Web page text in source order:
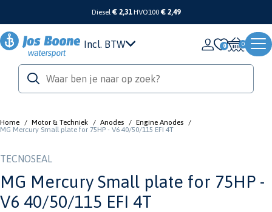
Diesel€ 2,31 HVO100 € 2,49
Incl. BTW 0
Home / Motor & Techniek / Anodes / Engine Anodes /
MG Mercury Small plate for 75HP - V6 40/50/115 EFI 4T
TECNOSEAL
MG Mercury Small plate for 75HP -
V6 40/50/115 EFI 4T